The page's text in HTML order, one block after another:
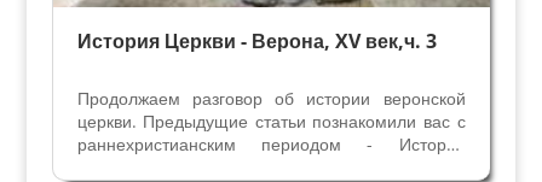
История Церкви - Верона, XV век,ч. 3
Продолжаем разговор об истории веронской
церкви. Предыдущие статьи познакомили вас с
раннехристианским периодом - История